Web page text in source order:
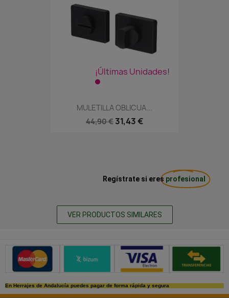
¡Últimas Unidades!
MULETILLA OBLICUA...
44,90 € 31,43 €
Regístrate si eres profesional
VER PRODUCTOS SIMILARES
Métodos de pago seguros
En Herrajes de Andalucía puedes pagar de forma rápida y segura